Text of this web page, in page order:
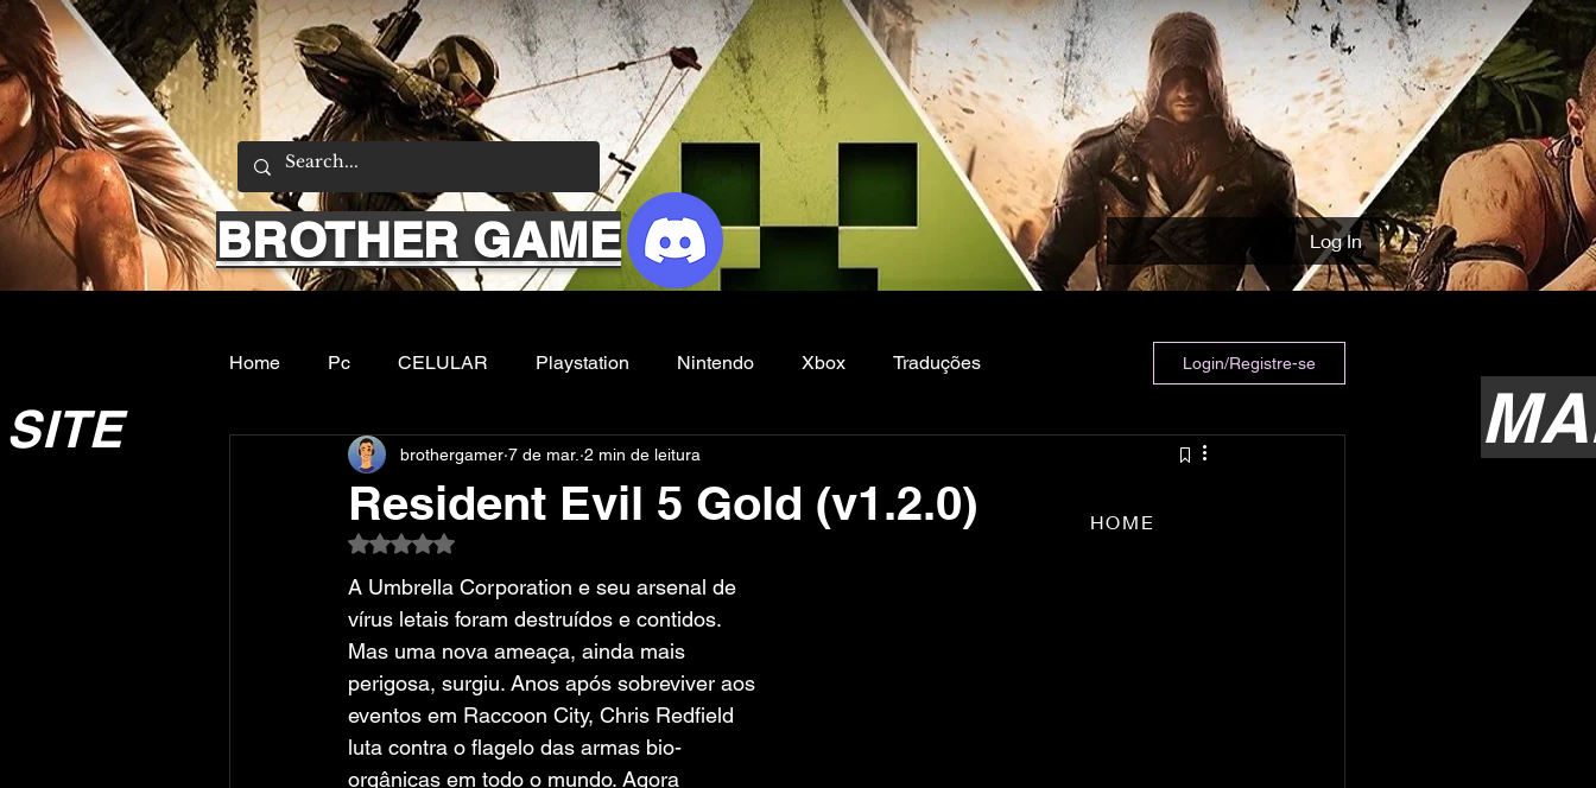
BROTHER GAME Log In
Home Pc CELULAR Playstation Nintendo Xbox Traduções
Emuladores Sobre nos Filmes e Series
Login/Registre-se
Resident Evil 5 Gold (v1.2.0)
brothergamer 7 de mar. 2 min de leitura
Avaliado com NaN de 5 estrelas.
A Umbrella Corporation e seu arsenal de
vírus letais foram destruídos e contidos.
Mas uma nova ameaça, ainda mais
perigosa, surgiu. Anos após sobreviver aos
eventos em Raccoon City, Chris Redfield
luta contra o flagelo das armas bio-
orgânicas em todo o mundo. Agora
HOME